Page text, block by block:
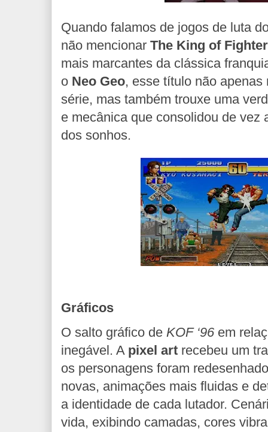
Quando falamos de jogos de luta
não mencionar The King of
mais marcantes da clássica
o Neo Geo, esse título não
série, mas também trouxe uma
e mecânica que consolidou de vez
dos sonhos.
Gráficos
O salto gráfico de KOF ‘96 em
inegável. A pixel art recebeu um
os personagens foram
novas, animações mais fluidas e
a identidade de cada lutador.
vida, exibindo camadas, cores